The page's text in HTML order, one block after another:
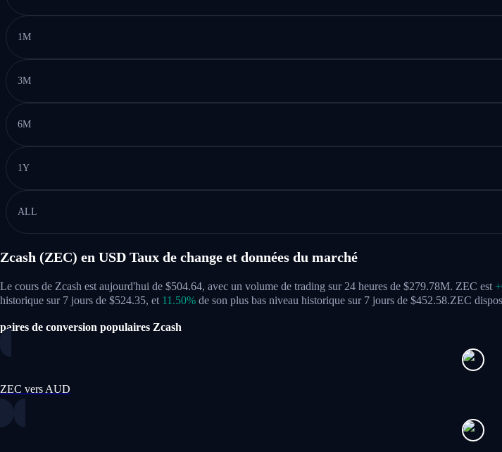
1M
3M
6M
1Y
ALL
Zcash (ZEC) en USD Taux de change et données du marché
Le cours de Zcash est aujourd'hui de $504.64, avec un volume de trading sur 24 heures de $279.78M. ZEC est
historique sur 7 jours de $524.35, et 11.50% de son plus bas niveau historique sur 7 jours de $452.58.ZEC
paires de conversion populaires Zcash
ZEC vers AUD